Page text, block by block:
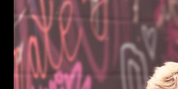
Oktoberfestband
Rockband
Schlagerband